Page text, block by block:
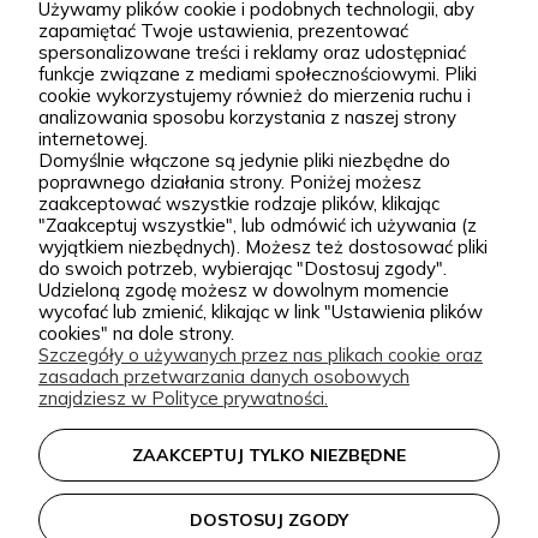
dostarczanie klientom wysokiej jakości roślin
ogrodowych, które dobrze przyjmują się po
posadzeniu i przez lata zdobią przydomowe
rabaty, skalniaki, ogrody naturalistyczne oraz
większe kompozycje krajobrazowe. Za Zieloną Parą
stoją Wiktor i Klaudia, którzy z dużą starannością
dobierają każdą odmianę dostępną w naszej
ofercie. W sprzedaży znajdziesz zarówno
sprawdzone, klasyczne gatunki, jak i ciekawsze,
bardziej unikatowe krzewy ozdobne, drzewa, byliny
oraz sadzonki do ogrodu. Każda roślina jest przez
nas pielęgnowana, nawożona, przycinana i
przygotowywana tak, aby mogła trafić do Twojego
ogrodu w jak najlepszej kondycji. W Zielonej Parze
stawiamy przede wszystkim na jakość sadzonek.
rozwiń więcej
Podgórna 9, 97-565 Brudzice
+48 793 037 145
kontakt@zielonapara.pl
Kategorie
Informacje
Używamy plików cookie i podobnych technologii, aby
zapamiętać Twoje ustawienia, prezentować
spersonalizowane treści i reklamy oraz udostępniać
funkcje związane z mediami społecznościowymi. Pliki
cookie wykorzystujemy również do mierzenia ruchu i
analizowania sposobu korzystania z naszej strony
internetowej.
Domyślnie włączone są jedynie pliki niezbędne do
poprawnego działania strony. Poniżej możesz
zaakceptować wszystkie rodzaje plików, klikając
"Zaakceptuj wszystkie", lub odmówić ich używania (z
wyjątkiem niezbędnych). Możesz też dostosować pliki
do swoich potrzeb, wybierając "Dostosuj zgody".
Udzieloną zgodę możesz w dowolnym momencie
wycofać lub zmienić, klikając w link "Ustawienia plików
cookies" na dole strony.
Szczegóły o używanych przez nas plikach cookie oraz
zasadach przetwarzania danych osobowych
znajdziesz w Polityce prywatności.
ZAAKCEPTUJ TYLKO NIEZBĘDNE
DOSTOSUJ ZGODY